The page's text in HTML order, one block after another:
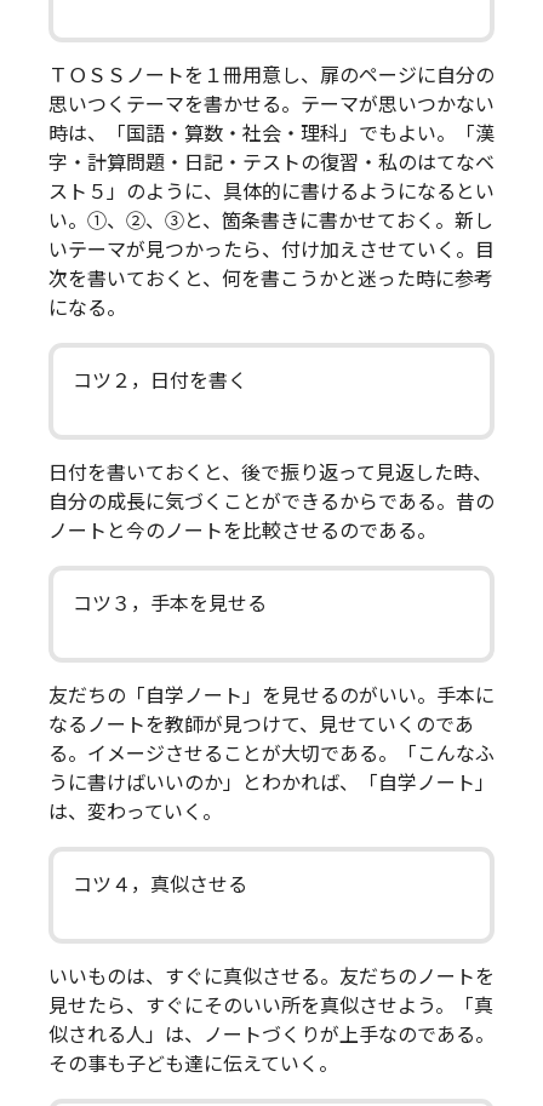
ＴＯＳＳノートを１冊用意し、扉のページに自分の
思いつくテーマを書かせる。テーマが思いつかない
時は、「国語・算数・社会・理科」でもよい。「漢
字・計算問題・日記・テストの復習・私のはてなベ
スト５」のように、具体的に書けるようになるとい
い。①、②、③と、箇条書きに書かせておく。新し
いテーマが見つかったら、付け加えさせていく。目
次を書いておくと、何を書こうかと迷った時に参考
になる。
コツ２，日付を書く
日付を書いておくと、後で振り返って見返した時、
自分の成長に気づくことができるからである。昔の
ノートと今のノートを比較させるのである。
コツ３，手本を見せる
友だちの「自学ノート」を見せるのがいい。手本に
なるノートを教師が見つけて、見せていくのであ
る。イメージさせることが大切である。「こんなふ
うに書けばいいのか」とわかれば、「自学ノート」
は、変わっていく。
コツ４，真似させる
いいものは、すぐに真似させる。友だちのノートを
見せたら、すぐにそのいい所を真似させよう。「真
似される人」は、ノートづくりが上手なのである。
その事も子ども達に伝えていく。